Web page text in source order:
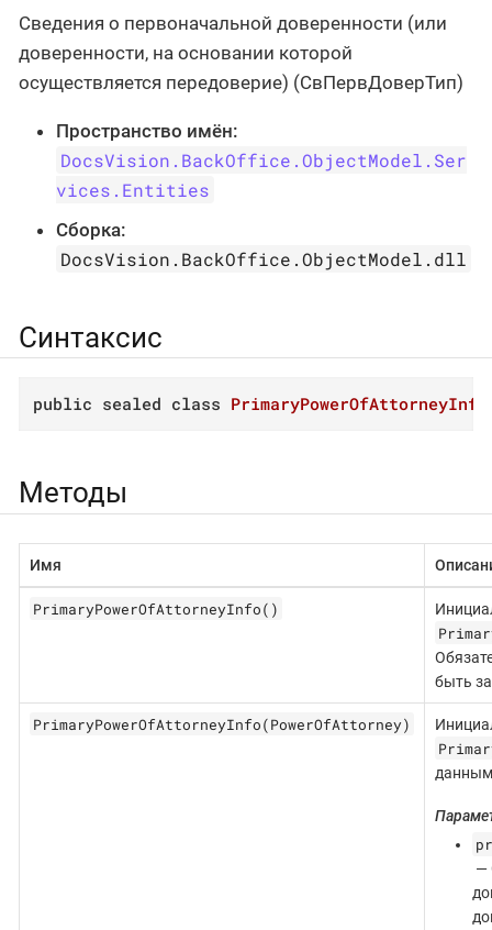
Сведения о первоначальной доверенности (или
доверенности, на основании которой
осуществляется передоверие) (СвПервДоверТип)
Пространство имён:
DocsVision.BackOffice.ObjectModel.Ser
vices.Entities
Сборка:
DocsVision.BackOffice.ObjectModel.dll
Синтаксис
public sealed class PrimaryPowerOfAttorneyInfo
Методы
Имя
PrimaryPowerOfAttorneyInfo()
быть
PrimaryPowerOfAttorneyInfo(PowerOfAttorney)
—